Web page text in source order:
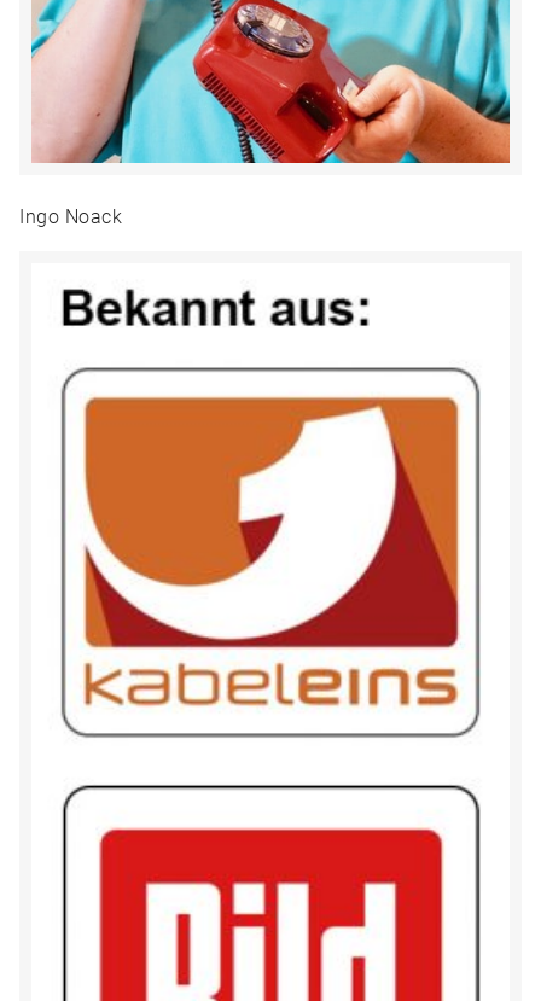
Ingo Noack